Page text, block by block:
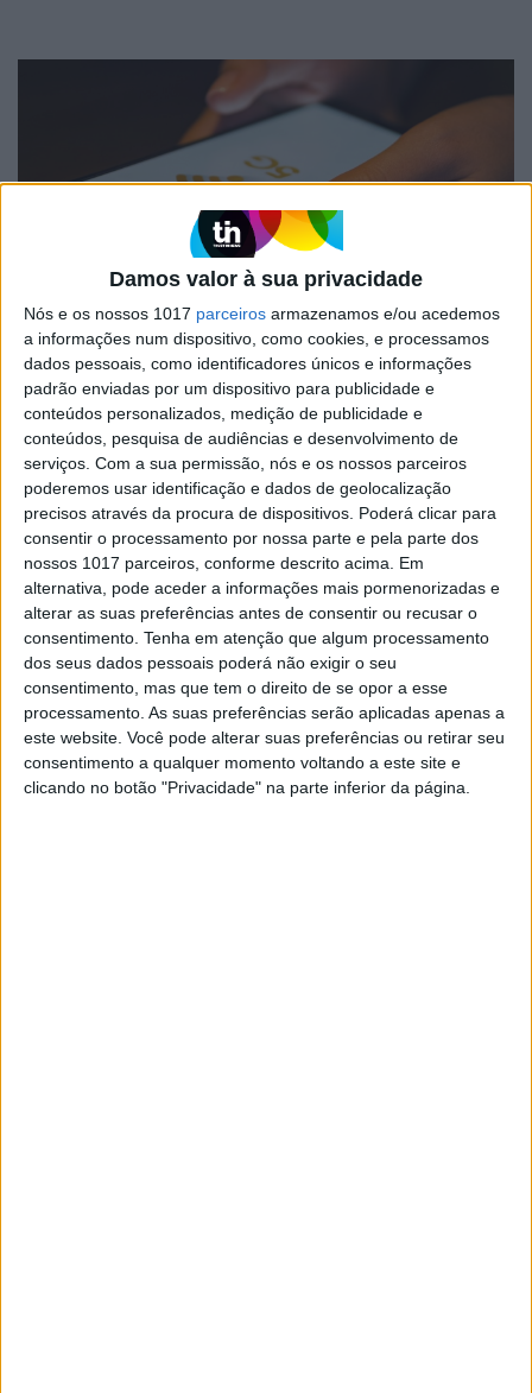
Damos valor à sua privacidade
Nós e os nossos 1017 parceiros armazenamos e/ou acedemos
a informações num dispositivo, como cookies, e processamos
dados pessoais, como identificadores únicos e informações
padrão enviadas por um dispositivo para publicidade e
conteúdos personalizados, medição de publicidade e
conteúdos, pesquisa de audiências e desenvolvimento de
serviços. Com a sua permissão, nós e os nossos parceiros
poderemos usar identificação e dados de geolocalização
precisos através da procura de dispositivos. Poderá clicar para
consentir o processamento por nossa parte e pela parte dos
nossos 1017 parceiros, conforme descrito acima. Em
alternativa, pode aceder a informações mais pormenorizadas e
alterar as suas preferências antes de consentir ou recusar o
consentimento. Tenha em atenção que algum processamento
dos seus dados pessoais poderá não exigir o seu
consentimento, mas que tem o direito de se opor a esse
processamento. As suas preferências serão aplicadas apenas a
este website. Você pode alterar suas preferências ou retirar seu
consentimento a qualquer momento voltando a este site e
clicando no botão "Privacidade" na parte inferior da página.
MERCADOS
Huawei pede regras de segurança
comuns no mercado das redes 5G
HARDWARE
Vão ser vendidos 260 mil smartphones
5G em Portugal até ao final do ano